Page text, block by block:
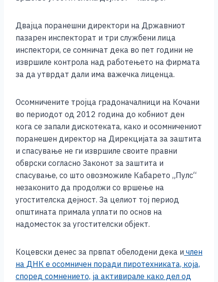
Двајца поранешни директори на Државниот
пазарен инспекторат и три службени лица
инспектори, се сомничат дека во пет години не
извршиле контрола над работењето на фирмата
за да утврдат дали има важечка лиценца.
Осомничените тројца градоначалници на Кочани
во периодот од 2012 година до кобниот ден
кога се запали дискотеката, како и осомничениот
поранешен директор на Дирекцијата за заштита
и спасување не ги извршиле своите правни
обврски согласно Законот за заштита и
спасување, со што овозможиле Кабарето „Пулс“
незаконито да продолжи со вршење на
угостителска дејност. За целиот тој период
општината примала уплати по основ на
надоместок за угостителски објект.
Коцевски денес за првпат обелодени дека и член
на ДНК е осомничен поради пиротехниката, која,
според сомнението, ја активирале како дел од